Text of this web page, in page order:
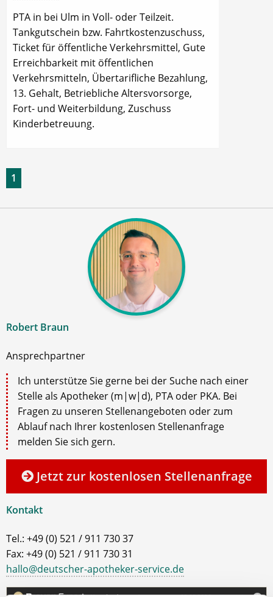
PTA in bei Ulm in Voll- oder Teilzeit.
Tankgutschein bzw. Fahrtkostenzuschuss,
Ticket für öffentliche Verkehrsmittel, Gute
Erreichbarkeit mit öffentlichen
Verkehrsmitteln, Übertarifliche Bezahlung,
13. Gehalt, Betriebliche Altersvorsorge,
Fort- und Weiterbildung, Zuschuss
Kinderbetreuung.
1
Robert Braun
Ansprechpartner
Ich unterstütze Sie gerne bei der Suche nach einer
Stelle als Apotheker (m|w|d), PTA oder PKA. Bei
Fragen zu unseren Stellenangeboten oder zum
Ablauf nach Ihrer kostenlosen Stellenanfrage
melden Sie sich gern.
Jetzt zur kostenlosen Stellenanfrage
Kontakt
Tel.: +49 (0) 521 / 911 730 37
Fax: +49 (0) 521 / 911 730 31
hallo@deutscher-apotheker-service.de